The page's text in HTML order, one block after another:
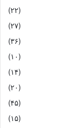
(۲۲)
(۲۷)
(۳۶)
(۱۰)
(۱۴)
(۲۰)
(۴۵)
(۱۵)